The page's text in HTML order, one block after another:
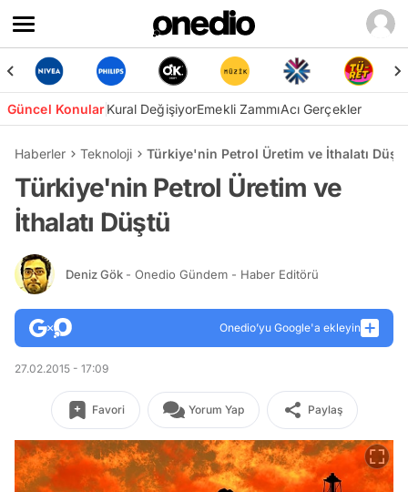
Güncel KonularKural DeğişiyorEmekli ZammıAcı Gerçekler
Haberler Teknoloji Türkiye'nin Petrol Üretim ve İthalatı
Türkiye'nin Petrol Üretim ve
İthalatı Düştü
Deniz Gök - Onedio Gündem - Haber Editörü
Onedio’yu Google'a ekleyin
27.02.2015 - 17:09
Favori Yorum Yap Paylaş